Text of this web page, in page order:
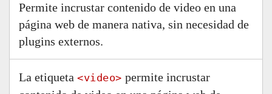
Permite incrustar contenido de video en una
página web de manera nativa, sin necesidad de
plugins externos.
La etiqueta <video> permite incrustar